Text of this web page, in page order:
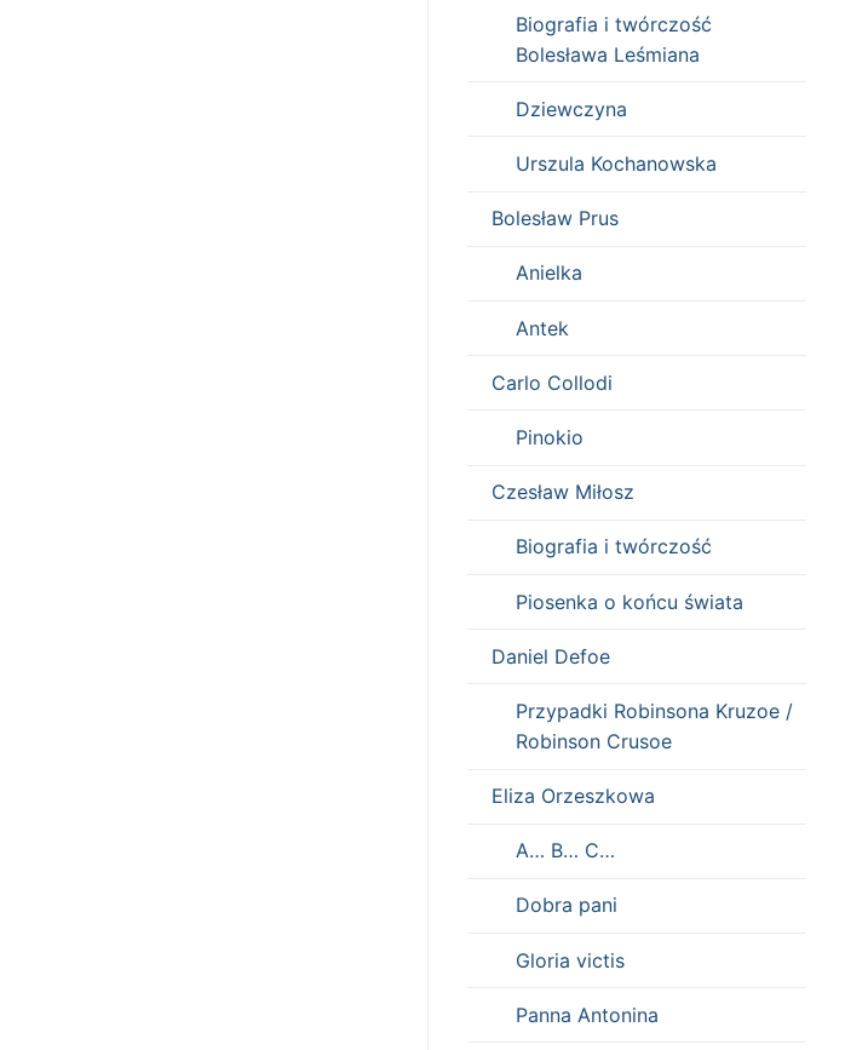
Biografia i twórczość
Bolesława Leśmiana
Dziewczyna
Urszula Kochanowska
Bolesław Prus
Anielka
Antek
Carlo Collodi
Pinokio
Czesław Miłosz
Biografia i twórczość
Piosenka o końcu świata
Daniel Defoe
Przypadki Robinsona Kruzoe /
Robinson Crusoe
Eliza Orzeszkowa
A… B… C…
Dobra pani
Gloria victis
Panna Antonina